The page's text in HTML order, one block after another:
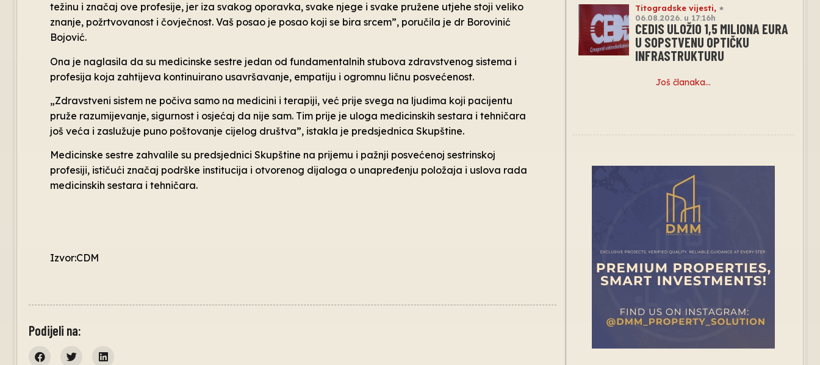
težinu i značaj ove profesije, jer iza svakog oporavka, svake njege i svake pružene utjehe stoji veliko
znanje, požrtvovanost i čovječnost. Vaš posao je posao koji se bira srcem”, poručila je dr Borovinić
Bojović.
Ona je naglasila da su medicinske sestre jedan od fundamentalnih stubova zdravstvenog sistema i
profesija koja zahtijeva kontinuirano usavršavanje, empatiju i ogromnu ličnu posvećenost.
„Zdravstveni sistem ne počiva samo na medicini i terapiji, već prije svega na ljudima koji pacijentu
pruže razumijevanje, sigurnost i osjećaj da nije sam. Tim prije je uloga medicinskih sestara i tehničara
još veća i zaslužuje puno poštovanje cijelog društva”, istakla je predsjednica Skupštine.
Medicinske sestre zahvalile su predsjednici Skupštine na prijemu i pažnji posvećenoj sestrinskoj
profesiji, ističući značaj podrške institucija i otvorenog dijaloga o unapređenju položaja i uslova rada
medicinskih sestara i tehničara.
Izvor:CDM
Podijeli na:
Titogradske vijesti,
06.08.2026. u 17:16h
CEDIS ULOŽIO 1,5 MILIONA EURA
U SOPSTVENU OPTIČKU
INFRASTRUKTURU
Još članaka…